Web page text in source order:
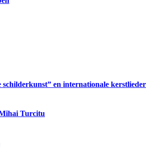
en internationale
Turcitu